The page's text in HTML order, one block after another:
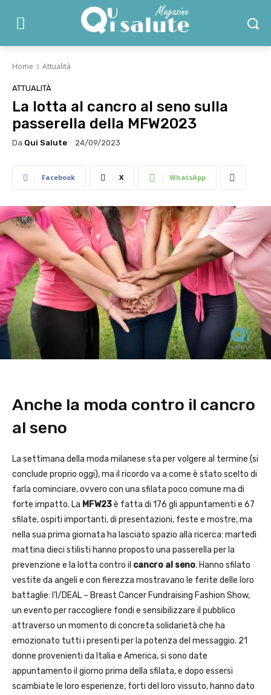
Home Attualità
ATTUALITÀ
La lotta al cancro al seno sulla
passerella della MFW2023
Da Qui Salute 24/09/2023
Facebook X WhatsApp
Anche la moda contro il cancro
al seno
La settimana della moda milanese sta per volgere al termine (si
conclude proprio oggi), ma il ricordo va a come è stato scelto di
farla cominciare, ovvero con una sfilata poco comune ma di
forte impatto. La MFW23è fatta di 176 gli appuntamenti e 67
sfilate, ospiti importanti, di presentazioni, feste e mostre, ma
nella sua prima giornata ha lasciato spazio alla ricerca: martedì
mattina dieci stilisti hanno proposto una passerella per la
prevenzione e la lotta contro il cancro al seno. Hanno sfilato
vestite da angeli e con fierezza mostravano le ferite delle loro
battaglie: l’I/DEAL – Breast Cancer Fundraising Fashion Show,
un evento per raccogliere fondi e sensibilizzare il pubblico
attraverso un momento di concreta solidarietà che ha
emozionato tutti i presenti per la potenza del messaggio. 21
donne provenienti da Italia e America, si sono date
appuntamento il giorno prima della sfilata, e dopo essersi
scambiate le loro esperienze, forti del loro vissuto, hanno dato